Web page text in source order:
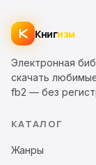
Книгизм
Электронная
скачать
fb2 — без
КАТАЛОГ
Жанры